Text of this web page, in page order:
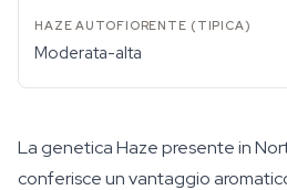
Moderata-alta
La genetica Haze presente in
conferisce un vantaggio